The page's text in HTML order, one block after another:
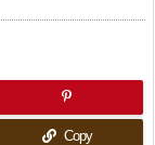
Copy